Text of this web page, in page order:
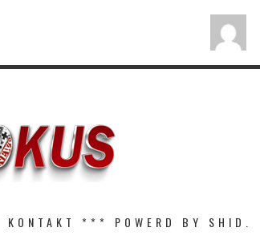
KONTAKT *** POWERD BY SHID.